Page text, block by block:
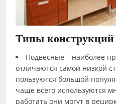
Типы
Подвесные – наиболее
отличаются самой низкой
пользуются большой
чаще всего используются
работать они могут в